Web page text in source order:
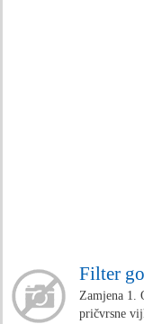
Filter
Zamjena 1.
pričvrsne